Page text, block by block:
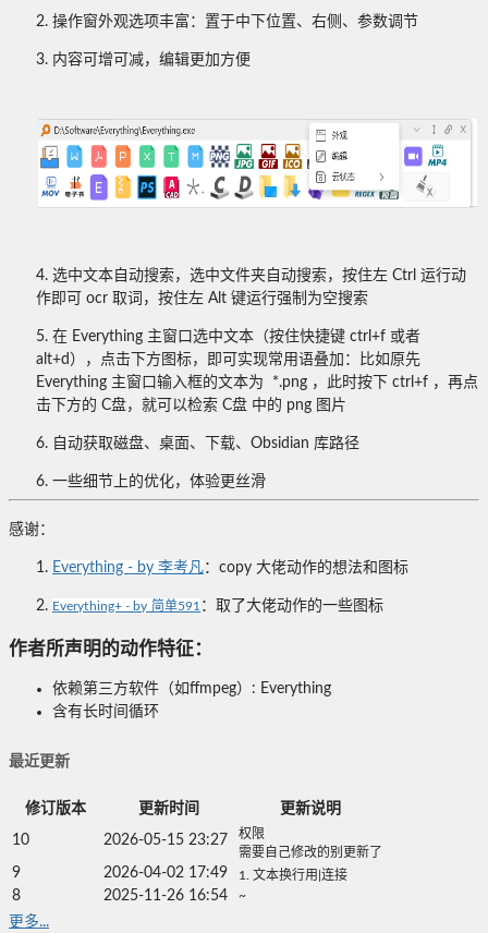
2. 操作窗外观选项丰富：置于中下位置、右侧、参数调节
3. 内容可增可减，编辑更加方便
4. 选中文本自动搜索，选中文件夹自动搜索，按住左 Ctrl 运行动
作即可 ocr 取词，按住左 Alt 键运行强制为空搜索
5. 在 Everything 主窗口选中文本（按住快捷键 ctrl+f 或者
alt+d），点击下方图标，即可实现常用语叠加：比如原先
Everything 主窗口输入框的文本为 *.png ，此时按下 ctrl+f ，再点
击下方的 C盘，就可以检索 C盘 中的 png 图片
6. 自动获取磁盘、桌面、下载、Obsidian 库路径
6. 一些细节上的优化，体验更丝滑
感谢：
1. Everything - by 李考凡：copy 大佬动作的想法和图标
2. Everything+ - by 简单591 ：取了大佬动作的一些图标
作者所声明的动作特征：
依赖第三方软件（如ffmpeg）: Everything
含有长时间循环
最近更新
修订版本 更新时间 更新说明
10 2026-05-15 23:27
权限
需要自己修改的别更新了
9 2026-04-02 17:49 1. 文本换行用|连接
8 2025-11-26 16:54 ~
更多...